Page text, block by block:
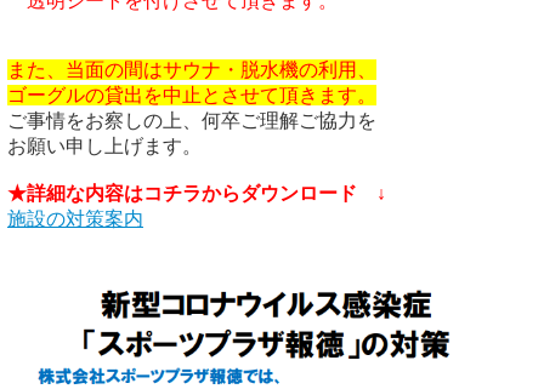
また、当面の間はサウナ・脱水機の利用、
ゴーグルの貸出を中止とさせて頂きます。
ご事情をお察しの上、何卒ご理解ご協力を
お願い申し上げます。
★詳細な内容はコチラからダウンロード　↓
施設の対策案内